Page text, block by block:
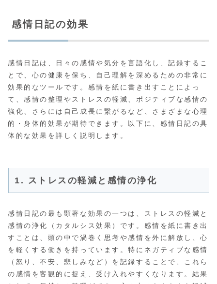
感情日記の効果
感情日記は、日々の感情や気分を言語化し、記録するこ
とで、心の健康を保ち、自己理解を深めるための非常に
効果的なツールです。感情を紙に書き出すことによっ
て、感情の整理やストレスの軽減、ポジティブな感情の
強化、さらには自己成長に繋がるなど、さまざまな心理
的・身体的効果が期待できます。以下に、感情日記の具
体的な効果を詳しく説明します。
1. ストレスの軽減と感情の浄化
感情日記の最も顕著な効果の一つは、ストレスの軽減と
感情の浄化（カタルシス効果）です。感情を紙に書き出
すことは、頭の中で渦巻く思考や感情を外に解放し、心
を軽くする働きを持っています。特にネガティブな感情
（怒り、不安、悲しみなど）を記録することで、これら
の感情を客観的に捉え、受け入れやすくなります。結果